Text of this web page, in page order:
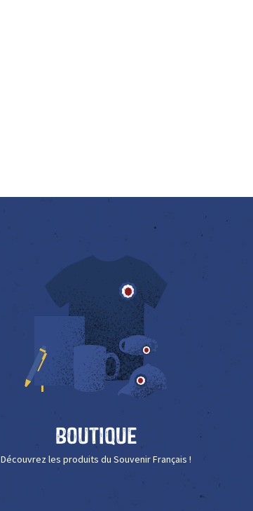
Boutique
Découvrez les produits du Souvenir Français !